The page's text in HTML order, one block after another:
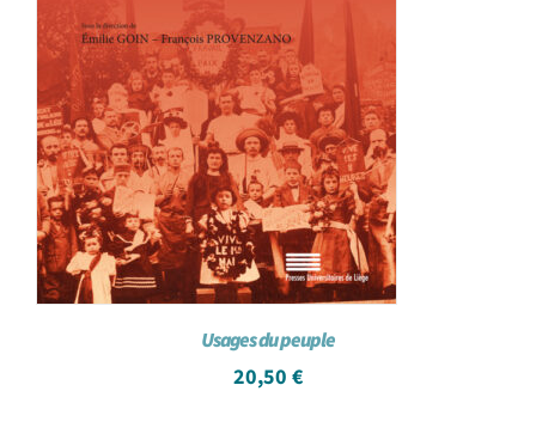
Usages du peuple
20,50 €